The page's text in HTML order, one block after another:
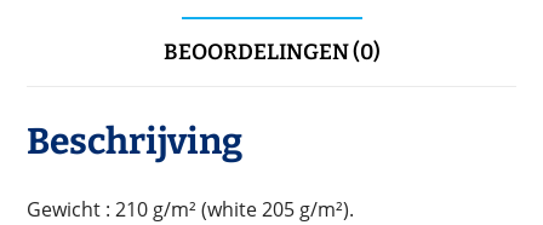
BEOORDELINGEN (0)
Beschrijving
Gewicht : 210 g/m² (white 205 g/m²).